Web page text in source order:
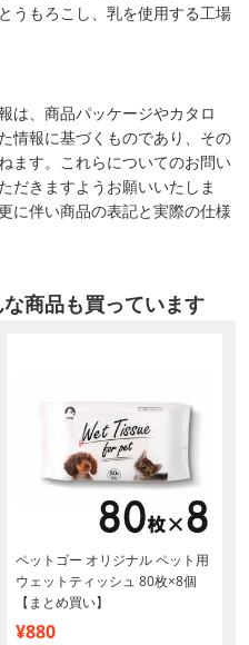
うもろこし、乳を使用する工場
は、商品パッケージやカタロ
情報に基づくものであり、その
ます。これらについてのお問い
だきますようお願いいたしま
に伴い商品の表記と実際の仕様
商品も買っています
ペットゴー オリジナル ペット用
ウェットティッシュ 80枚×8個
【まとめ買い】
¥880